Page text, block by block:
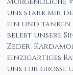
uns stark mir
ein und tanken
belebt unsere
Zeder,
einzigartiges
uns für große